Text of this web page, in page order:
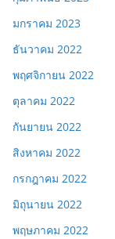
มกราคม 2023
ธันวาคม 2022
พฤศจิกายน 2022
ตุลาคม 2022
กันยายน 2022
สิงหาคม 2022
กรกฎาคม 2022
มิถุนายน 2022
พฤษภาคม 2022